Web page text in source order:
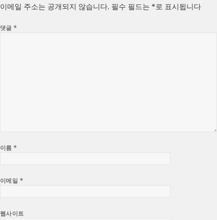
이메일 주소는 공개되지 않습니다. 필수 필드는 *로 표시됩니다
댓글*
이름*
이메일 *
웹사이트